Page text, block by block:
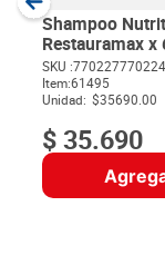
Shampoo Nutrit
Restauramax x
Acondicionador
SKU :
Item:61495
Unidad: $35690.00
$35.690